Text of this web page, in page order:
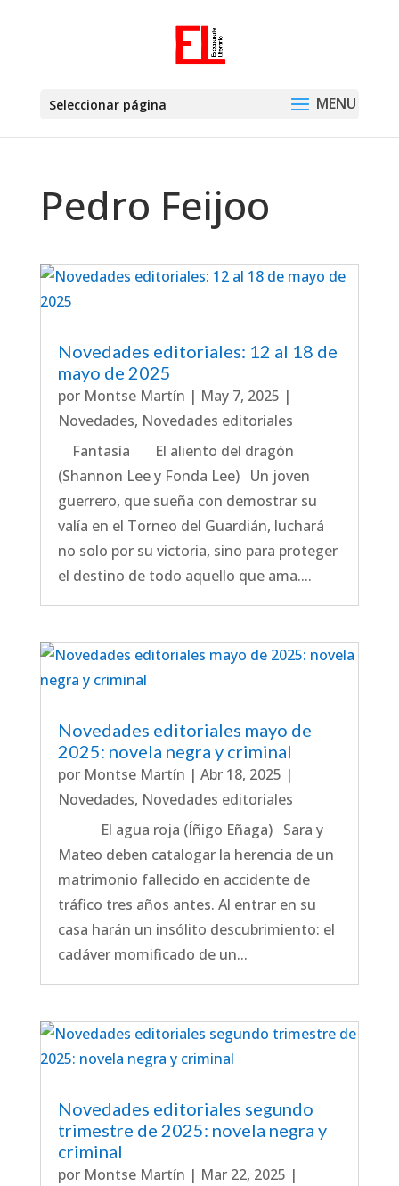
Seleccionar página
Pedro Feijoo
Novedades editoriales: 12 al 18 de
mayo de 2025
por Montse Martín | May 7, 2025 |
Novedades, Novedades editoriales
Fantasía El aliento del dragón
(Shannon Lee y Fonda Lee) Un joven
guerrero, que sueña con demostrar su
valía en el Torneo del Guardián, luchará
no solo por su victoria, sino para proteger
el destino de todo aquello que ama....
Novedades editoriales mayo de
2025: novela negra y criminal
por Montse Martín | Abr 18, 2025 |
Novedades, Novedades editoriales
El agua roja (Íñigo Eñaga) Sara y
Mateo deben catalogar la herencia de un
matrimonio fallecido en accidente de
tráfico tres años antes. Al entrar en su
casa harán un insólito descubrimiento: el
cadáver momificado de un...
Novedades editoriales segundo
trimestre de 2025: novela negra y
criminal
por Montse Martín | Mar 22, 2025 |